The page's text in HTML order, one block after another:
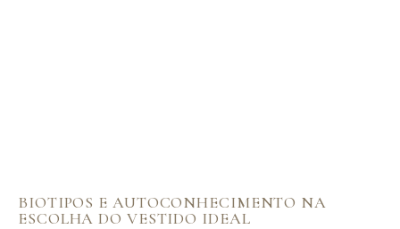
BIOTIPOS E AUTOCONHECIMENTO NA
ESCOLHA DO VESTIDO IDEAL